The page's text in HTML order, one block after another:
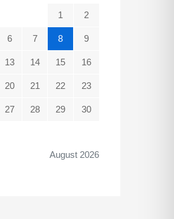
August 2026
1 2
6 7 8 9
13 14 15 16
20 21 22 23
27 28 29 30